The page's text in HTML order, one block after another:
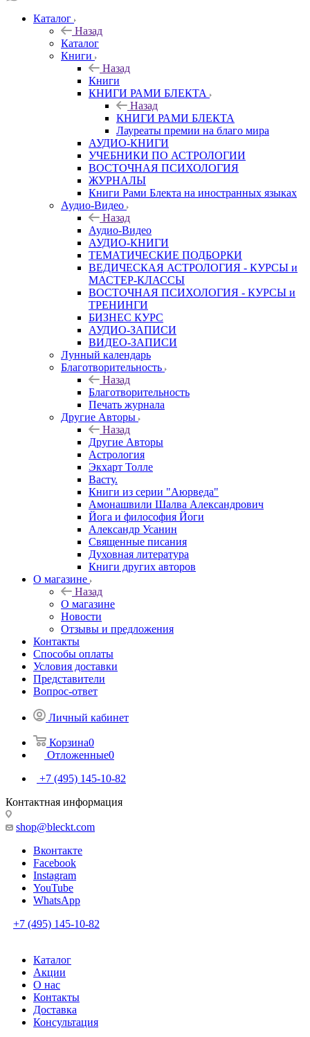
Каталог
Назад
Каталог
Книги
Назад
Книги
КНИГИ РАМИ БЛЕКТА
Назад
КНИГИ РАМИ БЛЕКТА
Лауреаты премии на благо мира
АУДИО-КНИГИ
УЧЕБНИКИ ПО АСТРОЛОГИИ
ВОСТОЧНАЯ ПСИХОЛОГИЯ
ЖУРНАЛЫ
Книги Рами Блекта на иностранных языках
Аудио-Видео
Назад
Аудио-Видео
АУДИО-КНИГИ
ТЕМАТИЧЕСКИЕ ПОДБОРКИ
ВЕДИЧЕСКАЯ АСТРОЛОГИЯ - КУРСЫ и
МАСТЕР-КЛАССЫ
ВОСТОЧНАЯ ПСИХОЛОГИЯ - КУРСЫ и
ТРЕНИНГИ
БИЗНЕС КУРС
АУДИО-ЗАПИСИ
ВИДЕО-ЗАПИСИ
Лунный календарь
Благотворительность
Назад
Благотворительность
Печать журнала
Другие Aвторы
Назад
Другие Aвторы
Астрология
Экхарт Толле
Васту.
Книги из серии "Аюрведа"
Амонашвили Шалва Александрович
Йога и философия Йоги
Александр Усанин
Священные писания
Духовная литература
Книги других авторов
О магазине
Назад
О магазине
Новости
Отзывы и предложения
Контакты
Способы оплаты
Условия доставки
Представители
Вопрос-ответ
Личный кабинет
Корзина0
Отложенные0
+7 (495) 145-10-82
Контактная информация
shop@bleckt.com
Вконтакте
Facebook
Instagram
YouTube
WhatsApp
+7 (495) 145-10-82
Каталог
Акции
О нас
Контакты
Доставка
Консультация